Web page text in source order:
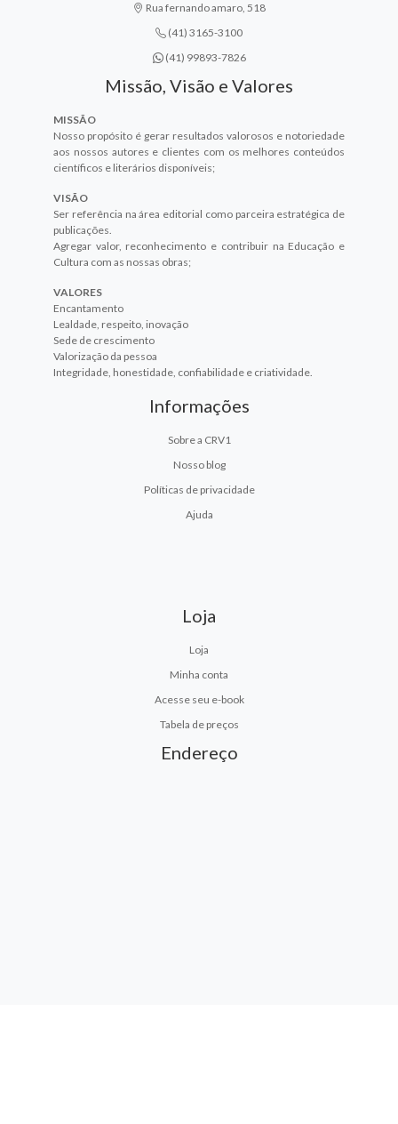
Rua fernando amaro, 518
(41) 3165-3100
(41) 99893-7826
Missão, Visão e Valores
MISSÃO
Nosso propósito é gerar resultados valorosos e notoriedade
aos nossos autores e clientes com os melhores conteúdos
científicos e literários disponíveis;
VISÃO
Ser referência na área editorial como parceira estratégica de
publicações.
Agregar valor, reconhecimento e contribuir na Educação e
Cultura com as nossas obras;
VALORES
Encantamento
Lealdade, respeito, inovação
Sede de crescimento
Valorização da pessoa
Integridade, honestidade, confiabilidade e criatividade.
Informações
Sobre a CRV1
Nosso blog
Políticas de privacidade
Ajuda
Loja
Loja
Minha conta
Acesse seu e-book
Tabela de preços
Endereço